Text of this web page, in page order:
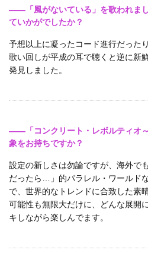
――「風がないている」を歌われま
ていかがでしたか？
予想以上に凝ったコード進行だった
歌い回しが平成の耳で聴くと逆に新
発見しました。
――「コンクリート・レボルティオ
象をお持ちですか？
設定の新しさは勿論ですが、海外で
だったら…」的パラレル・ワールド
で、世界的なトレンドに合致した素
可能性も無限大だけに、どんな展開
キしながら楽しんでます。